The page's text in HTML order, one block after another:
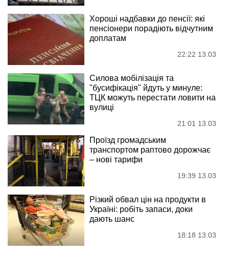
Хороші надбавки до пенсії: які
пенсіонери порадіють відчутним
доплатам
22:22 13.03
Силова мобілізація та
"бусифікація" йдуть у минуле:
ТЦК можуть перестати ловити на
вулиці
21:01 13.03
Проїзд громадським
транспортом раптово дорожчає
– нові тарифи
19:39 13.03
Різкий обвал цін на продукти в
Україні: робіть запаси, доки
дають шанс
18:18 13.03